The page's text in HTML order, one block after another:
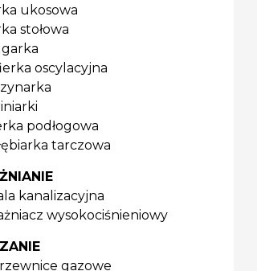
ukosowa
stołowa
oscylacyjna
podłogowa
tarczowa
kanalizacyjna
wysokociśnieniowy
gazowe